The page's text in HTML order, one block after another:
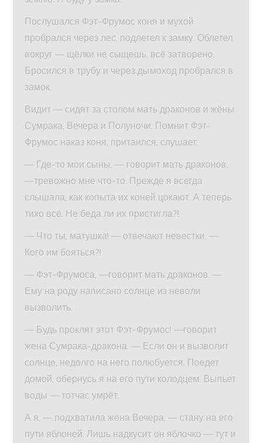
Послушался Фэт-Фрумос коня и мухой
пробрался через лес, подлетел к замку. Облетел
вокруг — щёлки не сыщешь, всё затворено.
Бросился в трубу и через дымоход пробрался в
замок.
Видит — сидят за столом мать драконов и жёны
Сумрака, Вечера и Полуночи. Помнит Фэт-
Фрумос наказ коня, притаился, слушает.
— Где-то мои сыны, — говорит мать драконов,
—тревожно мне что-то. Прежде я всегда
слышала, как копыта их коней цокают. А теперь
тихо всё. Не беда ли их пристигла?!
— Что ты, матушка! — отвечают невестки. —
Кого им бояться?!
— Фэт-Фрумоса, —говорит мать драконов. —
Ему на роду написано солнце из неволи
вызволить.
— Будь проклят этот Фэт-Фрумос! —говорит
жена Сумрака-дракона. — Если он и вызволит
солнце, недолго на него полюбуется. Поедет
домой, обернусь я на его пути колодцем. Выпьет
воды — тотчас умрёт.
А я, — подхватила жена Вечера, — стану на его
пути яблоней. Лишь надкусит он яблочко — тут и